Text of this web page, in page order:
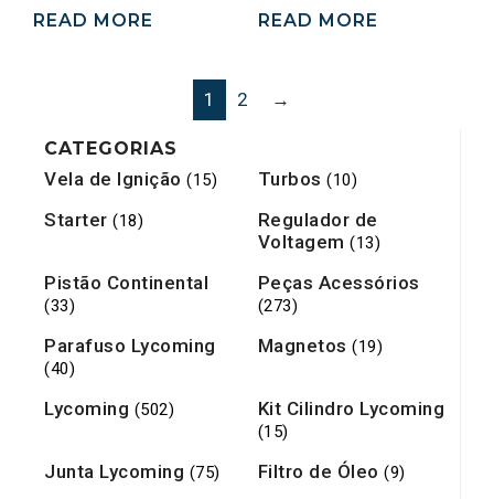
CATEGORIAS
Vela de Ignição (15) Turbos (10)
Starter (18)
Regulador de
Voltagem (13)
Pistão Continental
(33)
Peças Acessórios
(273)
Parafuso Lycoming
(40)
Magnetos (19)
Lycoming (502) Kit Cilindro Lycoming
(15)
Junta Lycoming (75) Filtro de Óleo (9)
READ MORE READ MORE
1 2 →